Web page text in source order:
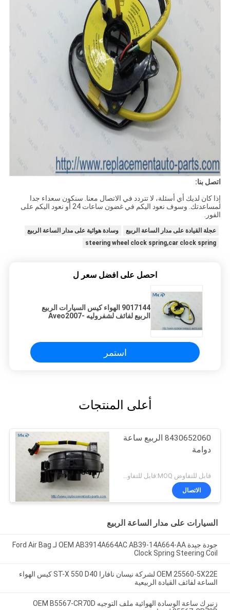
اتصل بنا:
إذا كان لديك أي أسئلة، لا تتردد في الاتصال معنا. سنكون سعداء جدا
لمساعدتك. وسوف نعود اليكم في غضون ساعات 24 أو نعود اليكم على
الفور.
عجلة القيادة على مدار الساعة الربيع
وسادة هوائية على مدار الساعة الربيع
steering wheel clock spring,car clock spring
احصل على افضل سعر ل
9017144 الهواء كيس السيارات الربيع
الربيع لفائف لشفروليه Aveo2007-
استمر
أعلى المنتجات
8430652060 الربيع ساعة
دوامة
قابل للتفاوض MOQ:قابل للتفاوض
الاتصال
السيارات على مدار الساعة الربيع
جودة جيدة OEM AB3914A664AC AB39-14A664-AA لـ Ford Air Bag
Clock Spring Steering Coil
OEM 25560-5X22E لشركة نيسان نافارا ST-X 550 D40 كيس الهواء
الساعة لفائف القيادة الربيعية
زنبرك ساعة الوسادة الهوائية ملف التوجيه OEM B5567-CR70D